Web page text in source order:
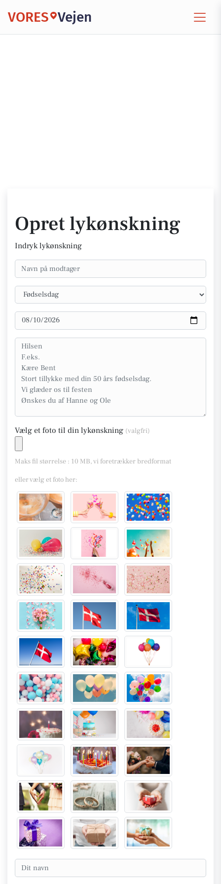
VORES Vejen
Opret lykønskning
Indryk lykønskning
Vælg et foto til din lykønskning (valgfri)
Maks fil størrelse : 10 MB, vi foretrækker bredformat
eller vælg et foto her: